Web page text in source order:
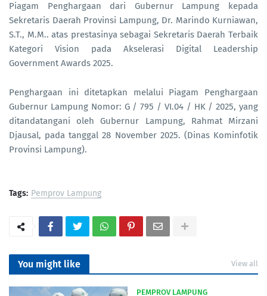
Piagam Penghargaan dari Gubernur Lampung kepada
Sekretaris Daerah Provinsi Lampung, Dr. Marindo Kurniawan,
S.T., M.M.. atas prestasinya sebagai Sekretaris Daerah Terbaik
Kategori Vision pada Akselerasi Digital Leadership
Government Awards 2025.
Penghargaan ini ditetapkan melalui Piagam Penghargaan
Gubernur Lampung Nomor: G / 795 / VI.04 / HK / 2025, yang
ditandatangani oleh Gubernur Lampung, Rahmat Mirzani
Djausal, pada tanggal 28 November 2025. (Dinas Kominfotik
Provinsi Lampung).
Tags: Pemprov Lampung
You might like View all
PEMPROV LAMPUNG